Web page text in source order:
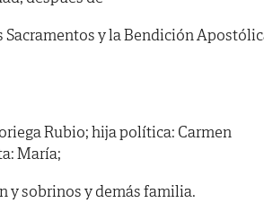
Sacramentos y la Bendición
Rubio; hija política: Carmen
María;
y sobrinos y demás familia.